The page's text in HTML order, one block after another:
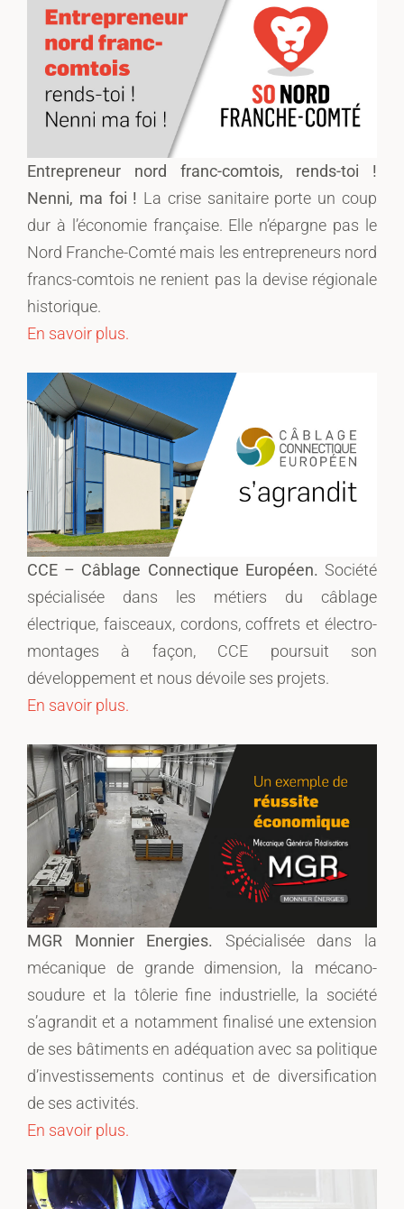
Entrepreneur nord franc-comtois, rends-toi !
Nenni, ma foi ! La crise sanitaire porte un coup
dur à l’économie française. Elle n’épargne pas le
Nord Franche-Comté mais les entrepreneurs nord
francs-comtois ne renient pas la devise régionale
historique.
En savoir plus.
CCE – Câblage Connectique Européen. Société
spécialisée dans les métiers du câblage
électrique, faisceaux, cordons, coffrets et électro-
montages à façon, CCE poursuit son
développement et nous dévoile ses projets.
En savoir plus.
MGR Monnier Energies.
Spécialisée dans la
mécanique de grande dimension, la mécano-
soudure et la tôlerie fine industrielle, la société
s’agrandit et a notamment finalisé une extension
de ses bâtiments en adéquation avec sa politique
d’investissements continus et de diversification
de ses activités.
En savoir plus.